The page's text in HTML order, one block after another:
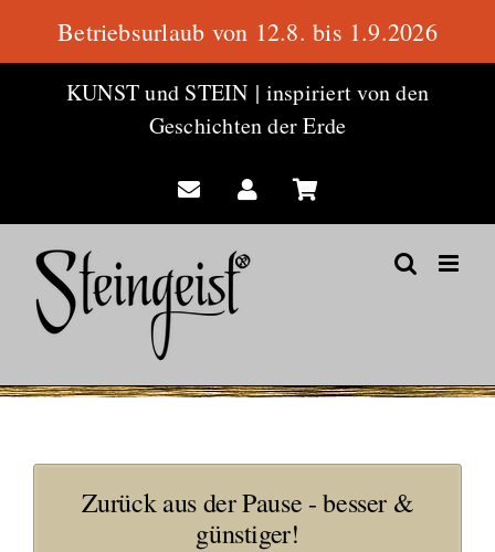
KUNST und STEIN | inspiriert von den
Geschichten der Erde
Zurück aus der Pause - besser &
günstiger!
Betriebsurlaub von 12.8. bis 1.9.2026